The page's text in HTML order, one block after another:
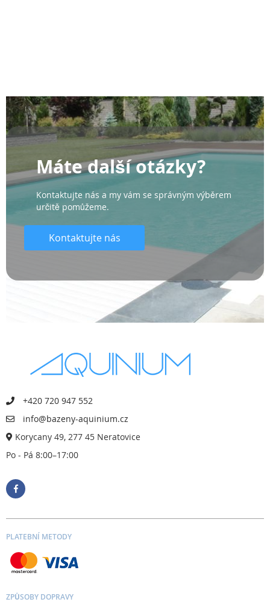
Máte další otázky?
Kontaktujte nás a my vám se správným výběrem
určitě pomůžeme.
Kontaktujte nás
+420 720 947 552
info@bazeny-aquinium.cz
Korycany 49, 277 45 Neratovice
Po - Pá 8:00–17:00
PLATEBNÍ METODY
ZPŮSOBY DOPRAVY